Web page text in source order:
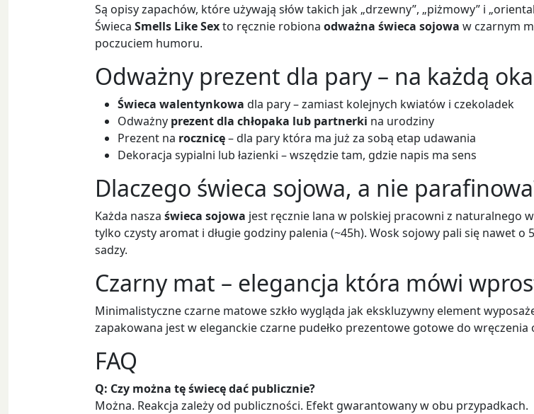
Są opisy zapachów, które używają słów takich jak „drzewny”, „piżmowy” i
Świeca Smells Like Sexto ręcznie robiona odważna świeca sojowa w czarnym
poczuciem humoru.
Odważny prezent dla pary – na każdą
Świeca walentynkowa dla pary – zamiast kolejnych kwiatów i czekoladek
Odważny prezent dla chłopaka lub partnerki na urodziny
Prezent na rocznicę– dla pary która ma już za sobą etap udawania
Dekoracja sypialni lub łazienki – wszędzie tam, gdzie napis ma sens
Dlaczego świeca sojowa, a nie
Każda nasza świeca sojowa jest ręcznie lana w polskiej pracowni z naturalnego
tylko czysty aromat i długie godziny palenia (~45h). Wosk sojowy pali się nawet
sadzy.
Czarny mat – elegancja która mówi
Minimalistyczne czarne matowe szkło wygląda jak ekskluzywny element
zapakowana jest w eleganckie czarne pudełko prezentowe gotowe do wręczenia
FAQ
Q: Czy można tę świecę dać publicznie?
Można. Reakcja zależy od publiczności. Efekt gwarantowany w obu przypadkach.